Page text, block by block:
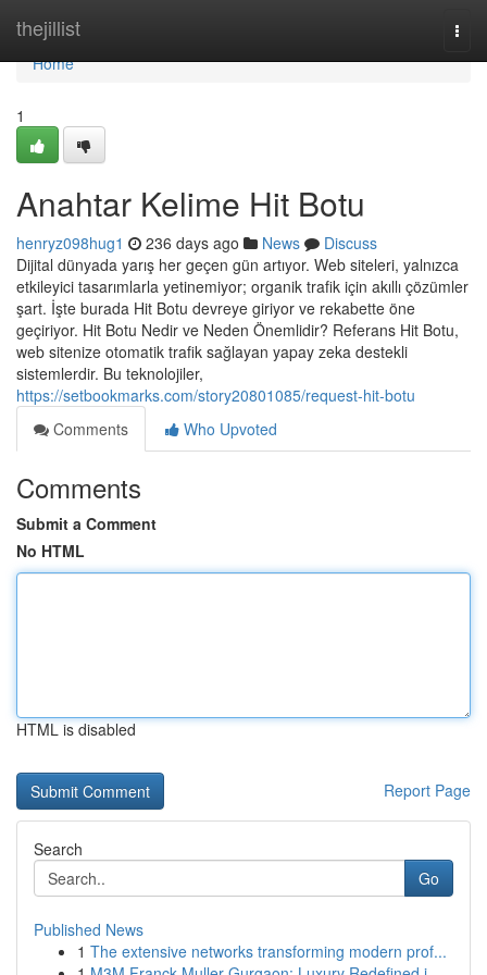
thejillist
Home
Home
1
Anahtar Kelime Hit Botu
henryz098hug1 236 days ago News
Discuss
Dijital dünyada yarış her geçen gün artıyor. Web siteleri, yalnızca
etkileyici tasarımlarla yetinemiyor; organik trafik için akıllı çözümler
şart. İşte burada Hit Botu devreye giriyor ve rekabette öne
geçiriyor. Hit Botu Nedir ve Neden Önemlidir? Referans Hit Botu,
web sitenize otomatik trafik sağlayan yapay zeka destekli
sistemlerdir. Bu teknolojiler,
https://setbookmarks.com/story20801085/request-hit-botu
Comments
Who Upvoted
Comments
Submit a Comment
No HTML
HTML is disabled
Report Page
Search
Go
Published News
1 The extensive networks transforming modern prof...